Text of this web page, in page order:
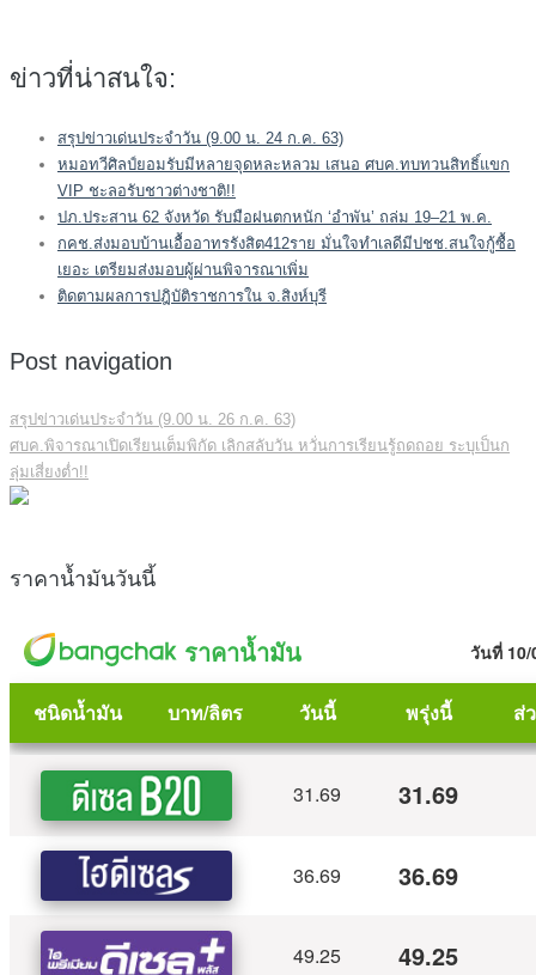
ข่าวที่น่าสนใจ:
สรุปข่าวเด่นประจำวัน (9.00 น. 24 ก.ค. 63)
หมอทวีศิลป์ยอมรับมีหลายจุดหละหลวม เสนอ ศบค.ทบทวนสิทธิ์แขก
VIP ชะลอรับชาวต่างชาติ!!
ปภ.ประสาน 62 จังหวัด รับมือฝนตกหนัก ‘อำพัน’ ถล่ม 19–21 พ.ค.
กคช.ส่งมอบบ้านเอื้ออาทรรังสิต412ราย มั่นใจทำเลดีมีปชช.สนใจกู้ซื้อ
เยอะ เตรียมส่งมอบผู้ผ่านพิจารณาเพิ่ม
ติดตามผลการปฎิบัติราชการใน จ.สิงห์บุรี
Post navigation
สรุปข่าวเด่นประจำวัน (9.00 น. 26 ก.ค. 63)
ศบค.พิจารณาเปิดเรียนเต็มพิกัด เลิกสลับวัน หวั่นการเรียนรู้ถดถอย ระบุเป็นก
ลุ่มเสี่ยงต่ำ!!
ราคาน้ำมันวันนี้